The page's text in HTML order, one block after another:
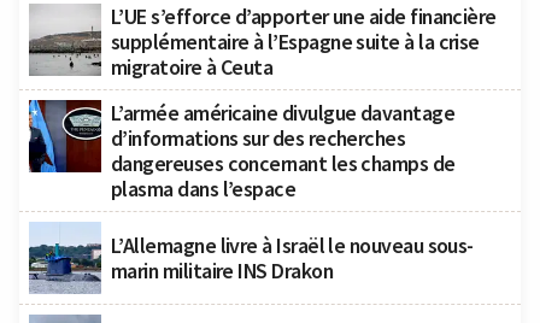
L’UE s’efforce d’apporter une aide financière
supplémentaire à l’Espagne suite à la crise
migratoire à Ceuta
L’armée américaine divulgue davantage
d’informations sur des recherches
dangereuses concernant les champs de
plasma dans l’espace
L’Allemagne livre à Israël le nouveau sous-
marin militaire INS Drakon